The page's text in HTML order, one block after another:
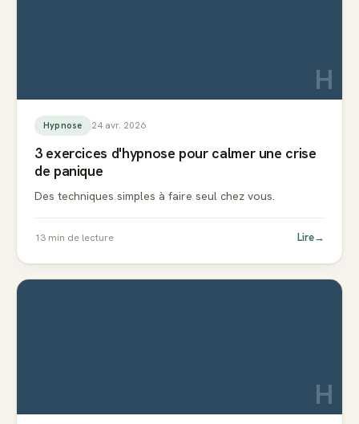
H
Hypnose 24 avr. 2026
3 exercices d'hypnose pour calmer une crise
de panique
Des techniques simples à faire seul chez vous.
13 min de lecture Lire→
H